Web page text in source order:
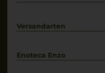
Kontakt
Versandarten
Enoteca Enzo